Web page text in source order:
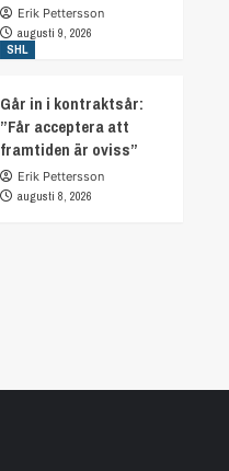
Erik Pettersson
augusti 9, 2026
SHL
Går in i kontraktsår:
”Får acceptera att
framtiden är oviss”
Erik Pettersson
augusti 8, 2026